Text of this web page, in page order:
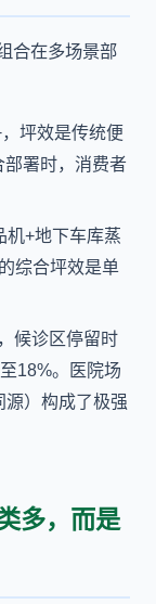
合在多场景部
坪效是传统便
署时，消费者
机+地下车库蒸
综合坪效是单
候诊区停留时
18%。医院场
源）构成了极强
多，而是